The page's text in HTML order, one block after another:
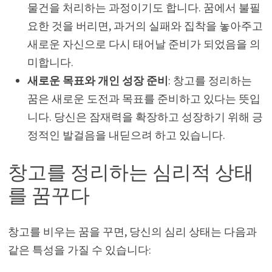
물건을 처리하는 과정이기도 합니다. 꿈에서 불필
요한 것을 버리면, 과거의 실패와 집착을 놓아주고
새로운 자신으로 다시 태어날 준비가 되었음을 의
미합니다.
새로운 목표와 개인 성장 준비: 창고를 정리하는
꿈은 새로운 도전과 목표를 준비하고 있다는 뜻입
니다. 당신은 잠재력을 확장하고 성장하기 위해 긍
정적인 발걸음을 내딛으려 하고 있습니다.
창고를 정리하는 심리적 상태
를 꿈꾸다
창고를 비우는 꿈을 꾸면, 당신의 심리 상태는 다음과
같은 특성을 가질 수 있습니다: